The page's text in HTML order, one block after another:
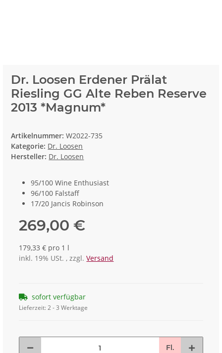
Dr. Loosen Erdener Prälat
Riesling GG Alte Reben Reserve
2013 *Magnum*
Artikelnummer:W2022-735
Kategorie: Dr. Loosen
Hersteller: Dr. Loosen
95/100 Wine Enthusiast
96/100 Falstaff
17/20 Jancis Robinson
269,00 €
179,33 € pro 1 l
inkl. 19% USt. , zzgl.Versand
sofort verfügbar
Lieferzeit:2 - 3 Werktage
Fl.